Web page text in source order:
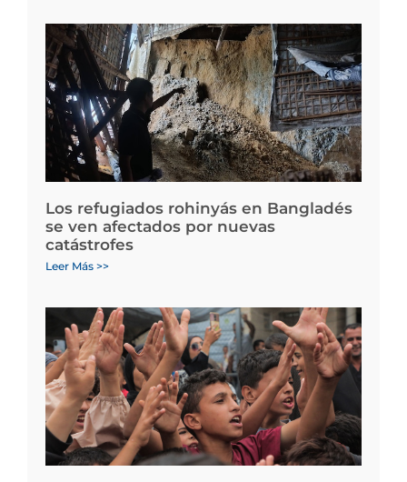
Los refugiados rohinyás en Bangladés
se ven afectados por nuevas
catástrofes
Leer Más >>